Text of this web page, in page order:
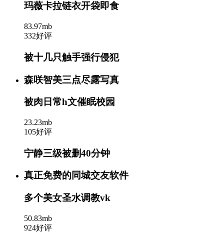
玛薇卡拉链衣开袋即食
83.97mb
332好评
被十几只触手强行侵犯
森咲智美三点尽露写真
被肉日常h文催眠校园
23.23mb
105好评
宁静三级被删40分钟
真正免费的同城交友软件
多个美女圣水调教vk
50.83mb
924好评